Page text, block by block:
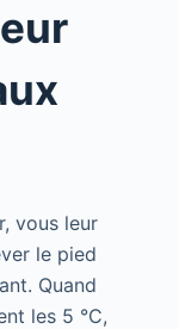
vous leur
le pied
Quand
les 5 °C,